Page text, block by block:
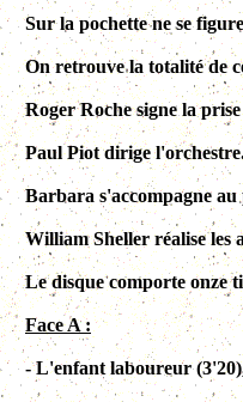
Sur la pochette ne se
On retrouve la totalité de
Roger Roche signe la
Paul Piot dirige
Barbara s'accompagne
William Sheller réalise les
Le disque comporte onze
Face A :
- L'enfant laboureur